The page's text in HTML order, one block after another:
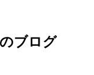
ブログ